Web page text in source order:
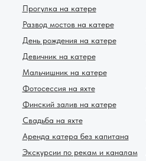
Прогулка на катере
Развод мостов на катере
День рождения на катере
Девичник на катере
Мальчишник на катере
Фотосессия на яхте
Финский залив на катере
Свадьба на яхте
Аренда катера без капитана
Экскурсии по рекам и каналам